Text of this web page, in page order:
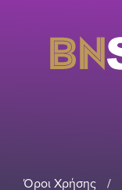
Όροι Χρήσης /